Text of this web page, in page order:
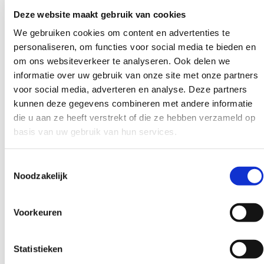
Deze website maakt gebruik van cookies
We gebruiken cookies om content en advertenties te
personaliseren, om functies voor social media te bieden en
om ons websiteverkeer te analyseren. Ook delen we
informatie over uw gebruik van onze site met onze partners
voor social media, adverteren en analyse. Deze partners
kunnen deze gegevens combineren met andere informatie
die u aan ze heeft verstrekt of die ze hebben verzameld op
basis van uw gebruik van hun services.
Noodzakelijk
Voorkeuren
Statistieken
De juiste balans tussen mens en AI in
IT-werving
AI heeft zeker zijn plaats in IT-werving. Het:
verbetert de content voor vacatureteksten en
content voor social media
versnelt en verbetert het identificeren van
mogelijk passende kandidaten
recruitmentproces
De interactie met kandidaten en opdrachtgevers,
evenals de uiteindelijke beslissing bij executive IT-
rollen, blijft bij ICT Career een menselijke rol – niet